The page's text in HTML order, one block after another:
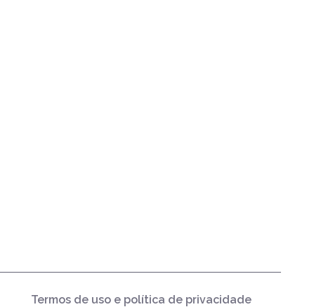
Termos de uso e política de privacidade